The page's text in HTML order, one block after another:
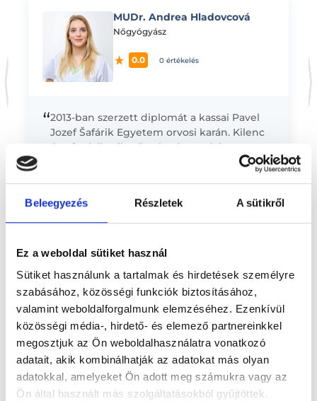
Beleegyezés Részletek A sütikről
Ez a weboldal sütiket használ
Sütiket használunk a tartalmak és hirdetések személyre
szabásához, közösségi funkciók biztosításához,
valamint weboldalforgalmunk elemzéséhez. Ezenkívül
közösségi média-, hirdető- és elemező partnereinkkel
megosztjuk az Ön weboldalhasználatra vonatkozó
adatait, akik kombinálhatják az adatokat más olyan
adatokkal, amelyeket Ön adott meg számukra vagy az
Ön által használt más szolgáltatásokból gyűjtöttek.
MUDr. Andrea Hladovcová
Nőgyógyász
0.0 0 értékelés
“2013-ban szerzett diplomát a kassai Pavel
Jozef Šafárik Egyetem orvosi karán. Kilenc
éve foglalkozik nőgyógyászattal és
szülészettel, ezen a területen 2019-ben
Előző* Szakorvos jelölt (rezidens): általános orvosi oklevéllel rendelkező
orvos, aki jogszabályok szerinti szakorvosi szakképesítés
felelősséggel tartozik és azt közvetlenül felügyeli az egészségügyi
szakorvosjelölt önállóan láthat el feladatokat. A foglaljorvost.hu
felelősségét kizárja esetleges névazonosságért bármely szakorvos
Főoldal Nőgyógyász
Nőgyógyászati műtéti konzultáció - Intimplasztika